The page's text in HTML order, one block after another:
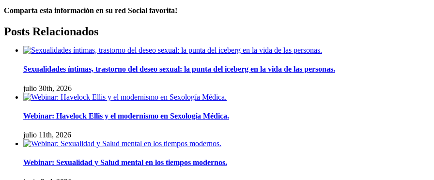
Comparta esta información en su red Social favorita!
facebook
twitter
linkedin
whatsapp
Email
Posts Relacionados
Sexualidades íntimas, trastorno del deseo sexual: la punta del iceberg en la vida de las personas.
julio 30th, 2026
Webinar: Havelock Ellis y el modernismo en Sexología Médica.
julio 11th, 2026
Webinar: Sexualidad y Salud mental en los tiempos modernos.